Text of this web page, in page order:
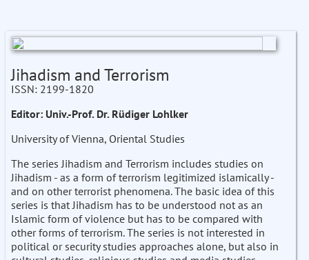
Jihadism and Terrorism
ISSN: 2199-1820
Editor: Univ.-Prof. Dr. Rüdiger Lohlker
University of Vienna, Oriental Studies
The series Jihadism and Terrorism includes studies on
Jihadism - as a form of terrorism legitimized islamically -
and on other terrorist phenomena. The basic idea of this
series is that Jihadism has to be understood not as an
Islamic form of violence but has to be compared with
other forms of terrorism. The series is not interested in
political or security studies approaches alone, but also in